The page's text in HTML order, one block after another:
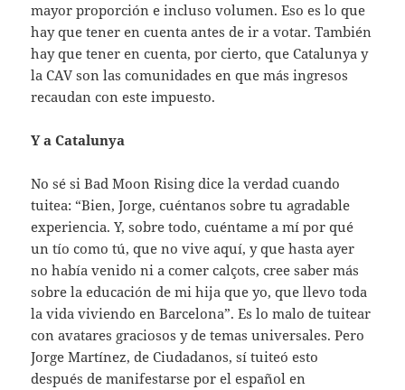
mayor proporción e incluso volumen. Eso es lo que
hay que tener en cuenta antes de ir a votar. También
hay que tener en cuenta, por cierto, que Catalunya y
la CAV son las comunidades en que más ingresos
recaudan con este impuesto.
Y a Catalunya
No sé si Bad Moon Rising dice la verdad cuando
tuitea: “Bien, Jorge, cuéntanos sobre tu agradable
experiencia. Y, sobre todo, cuéntame a mí por qué
un tío como tú, que no vive aquí, y que hasta ayer
no había venido ni a comer calçots, cree saber más
sobre la educación de mi hija que yo, que llevo toda
la vida viviendo en Barcelona”. Es lo malo de tuitear
con avatares graciosos y de temas universales. Pero
Jorge Martínez, de Ciudadanos, sí tuiteó esto
después de manifestarse por el español en